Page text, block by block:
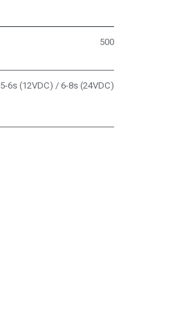
500
5-6s (12VDC) / 6-8s (24VDC)